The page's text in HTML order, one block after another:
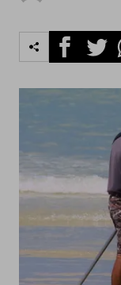
Facebook